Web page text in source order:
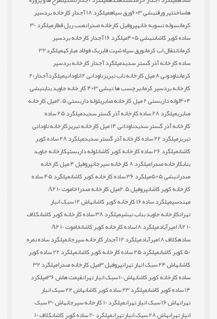
هاساختتیر ورقنبشی 3×6 ورق سیاه
میلگرد 18 آجدار کارخانه بردسیر
کرمانسوله تسویه خانهپروفیل کارخانه صدرانصب ریل قطار
میلگرد 30
ساده کویر کاشاننبشی 5×4
میلگرد 16 آجدار کارخانه بردسیر
کرمانانتقال اب کرمانورق سیاه شیت فابریک فولاد مبارکه
میلگرد32
ساده کارخانه آذر گستر سدیدمیلگرد آجدار کارخانه بردسیر
کرمانناودونی 8 میل کارخانه ناب تبریز ناودانی 12 ناودانی
میلگردآجدار20
کارخانه بردسیر کرمانبرچسب ها:نبشی 3×4 کار خانه جاوید بناب
نبشی
4×4 لوله داربستی 2 میل کارخانه صابری
لوله داربستی 2.5میل کارخانه
صابریمیلگرد 28 ساده کارخانه آذر گستر سدید
میلگرد 25 ساده
کارخانه آذر گستر سدیدناودانی 14 میل کارخانه تبریز
کارخانه ناودانی
تبریزمیلگرد 22 ساده کارخانه آذر گستر سدید
میلگرد 28 ساده کویر
کاشانمیلگرد 26 ساده کارخانه کویر کاشان لوله داربستیکارخانه جاوید
بنابکارخانه صدرامیلگرد 8 کارخانه سیرجان
پروفیل 4 میل کارخانه
صدرانبشی 5×5 میلگرد 36 ساده کارخانه کویر کاشان
میلگرد 45 ساده
کارخانه کویر کاشانپروفیل 2.5میل کارخانه صدرا
خاموت 10 A2
مهندسیمیلگرد ساده 16 کارخانه کویر کاشان
هاش 12 سبک انبار
تهرانکارخانه جاوید بناب نبشیمیلگرد 38 ساده کارخانه کویر کاشان
کلاف
10 A2 امیرآباد
میلگرد 18ساده کارخانه کویر کاشان
خاموت 10 A2
سادهکلاف 8 امیرآباد میلگرد 12 آجدار کارخانه سیرجان
میلگرد ساده نمره
50 کویر کاشان
میلگرد 25 ساده کارخانه کویر کاشان
میلگرد 22 ساده کویر
کاشانهاش 24 سبک انبار تهران پروفیل 3میل کارخانه صدرا
میلگرد 32
ساده کارخانه کویر کاشانهاش 10 سبک انبار تهران قیمت هاش 36
میلگرد
14 ساده کویر کاشان
میلگرد 23 ساده کویر کاشان
هاش 22 سبک انبار
تهرانهاش 16 سبک انبار تهران میلگرد 10 کارخانه سیرجان
هاش 30 سبک
انبار تهرانهاش 28 سبک انبار تهران میلگرد 20 ساده کویر کاشان
کلاف 10